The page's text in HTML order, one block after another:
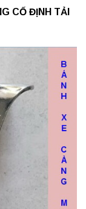
CỐ ĐỊNH TẢI